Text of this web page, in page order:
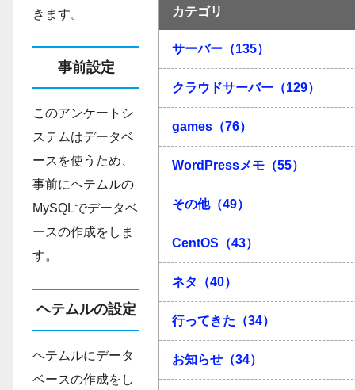
きます。
事前設定
このアンケートシ
ステムはデータベ
ースを使うため、
事前にヘテムルの
MySQLでデータベ
ースの作成をしま
す。
ヘテムルの設定
ヘテムルにデータ
ベースの作成をし
カテゴリ
サーバー（135）
クラウドサーバー（129）
games（76）
WordPressメモ（55）
その他（49）
CentOS（43）
ネタ（40）
行ってきた（34）
お知らせ（34）